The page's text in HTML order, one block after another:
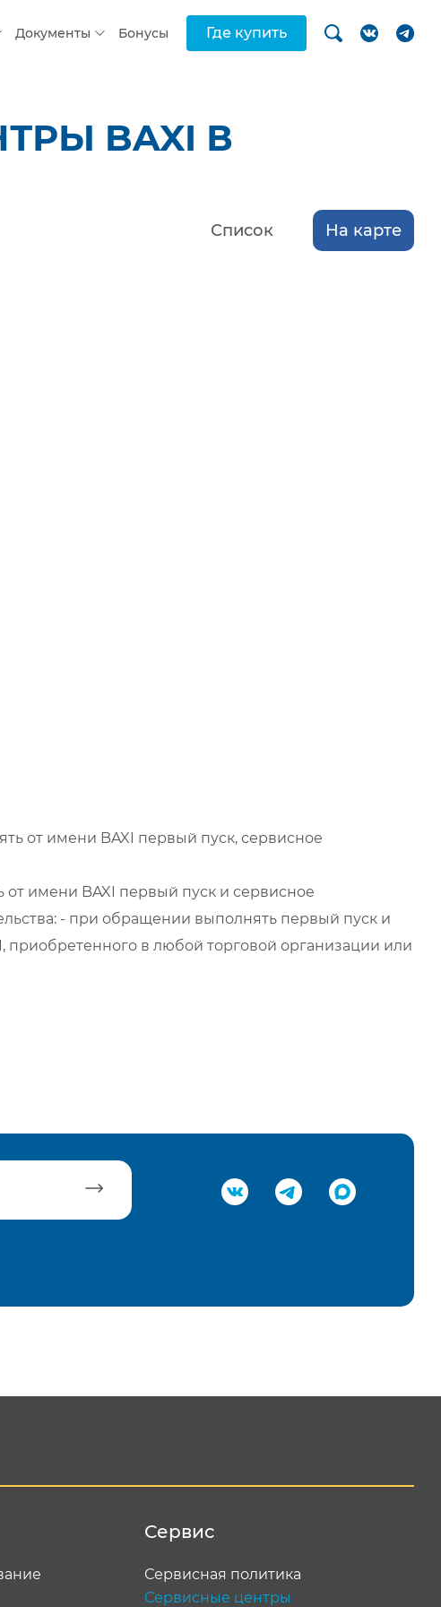
Документы Бонусы Где купить
BAXI В
Список На карте
от имени BAXI первый пуск, сервисное
имени BAXI первый пуск и сервисное
- при обращении выполнять первый пуск и
в любой торговой организации или
Сервис
Сервисная политика
Сервисные центры